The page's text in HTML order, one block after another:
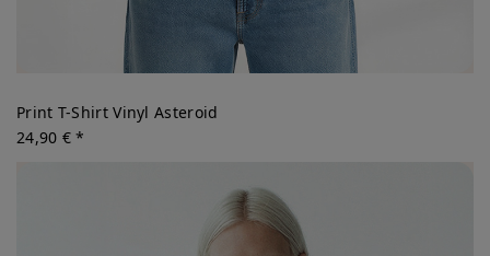
Print T-Shirt Vinyl Asteroid
24,90 € *